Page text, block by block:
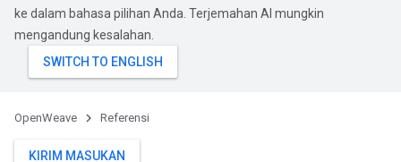
ke dalam bahasa pilihan Anda. Terjemahan AI mungkin
mengandung kesalahan.
OpenWeave Referensi
KIRIM MASUKAN